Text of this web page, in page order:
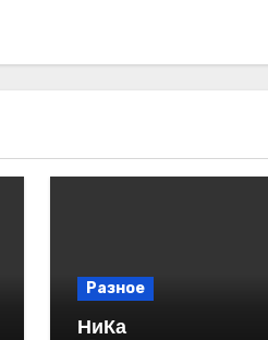
Разное
НиКа